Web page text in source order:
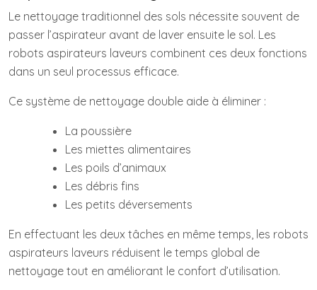
Le nettoyage traditionnel des sols nécessite souvent de
passer l’aspirateur avant de laver ensuite le sol. Les
robots aspirateurs laveurs combinent ces deux fonctions
dans un seul processus efficace.
Ce système de nettoyage double aide à éliminer :
La poussière
Les miettes alimentaires
Les poils d’animaux
Les débris fins
Les petits déversements
En effectuant les deux tâches en même temps, les robots
aspirateurs laveurs réduisent le temps global de
nettoyage tout en améliorant le confort d’utilisation.